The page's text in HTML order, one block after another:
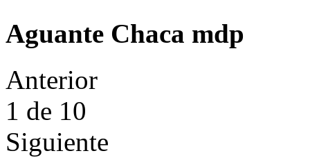
Aguante Chaca mdp
Anterior
1 de 10
Siguiente